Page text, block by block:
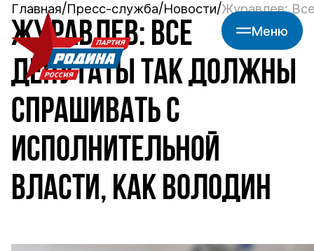
Меню
Главная Пресс-служба Новости Журавлев:
ЖУРАВЛЕВ: ВСЕ
ДЕПУТАТЫ ТАК ДОЛЖНЫ
СПРАШИВАТЬ С
ИСПОЛНИТЕЛЬНОЙ
ВЛАСТИ, КАК ВОЛОДИН